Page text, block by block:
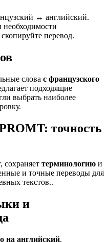
↔ английский.
скопируйте перевод.
слова с французского
подходящие
выбрать наиболее
точность
сохраняет терминологию и
и точные переводы для
текстов..
и
на английский,